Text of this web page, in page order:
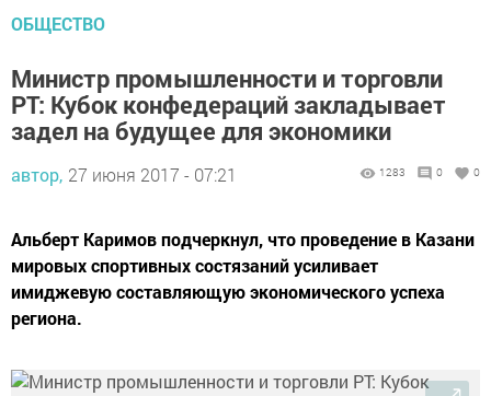
ОБЩЕСТВО
Министр промышленности и торговли
РТ: Кубок конфедераций закладывает
задел на будущее для экономики
автор, 27 июня 2017 - 07:21 1283 0 0
Альберт Каримов подчеркнул, что проведение в Казани
мировых спортивных состязаний усиливает
имиджевую составляющую экономического успеха
региона.